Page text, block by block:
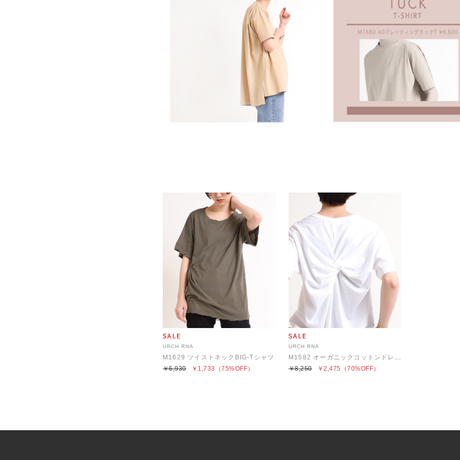
URCH RNA
M1629 ツイストネックBIG-Tシャツ
￥1,733
￥6,930 （75%OFF）
URCH RNA
M1582 オーガニックコットンドレープT
￥2,475
￥8,250 （70%OFF）